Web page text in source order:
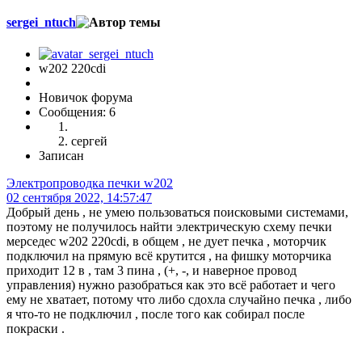
sergei_ntuch
w202 220cdi
Новичок форума
Сообщения: 6
сергей
Записан
Электропроводка печки w202
02 сентября 2022, 14:57:47
Добрый день , не умею пользоваться поисковыми системами,
поэтому не получилось найти электрическую схему печки
мерседес w202 220cdi, в общем , не дует печка , моторчик
подключил на прямую всё крутится , на фишку моторчика
приходит 12 в , там 3 пина , (+, -, и наверное провод
управления) нужно разобраться как это всё работает и чего
ему не хватает, потому что либо сдохла случайно печка , либо
я что-то не подключил , после того как собирал после
покраски .